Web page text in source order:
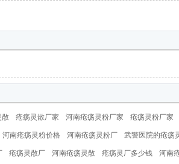
散 疮疡灵散厂家 河南疮疡灵粉厂家 疮疡灵粉厂家
河南疮疡灵粉价格 河南疮疡灵粉厂 武警医院的疮疡
疮疡灵散厂 河南疮疡灵散 疮疡灵厂多少钱 河南